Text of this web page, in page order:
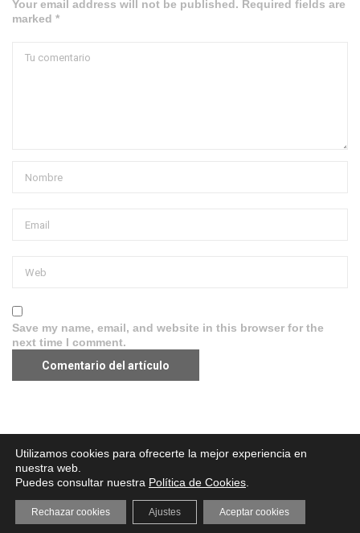
Your email address will not be published. Required fields are
marked *
Save my name, email, and website in this browser for the
next time I comment.
Aviso legal·Política de Privacidad·Política de Cookies
Utilizamos cookies para ofrecerte la mejor experiencia en
nuestra web.
Puedes consultar nuestra Política de Cookies
Aceptar cookies
Rechazar cookies Ajustes